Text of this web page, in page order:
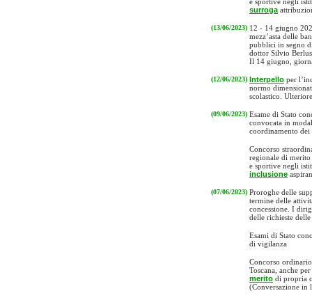
surroga
(13/06/2023) 12 - 14 giugno
mezz’asta delle
pubblici in segno
dottor Silvio
Il 14 giugno,
(12/06/2023) Interpello per
normo
scolastico.
(09/06/2023) Esame di Stato
convocata in
coordinamento dei
Concorso
regionale di merito
e sportive negli
inclusione
(07/06/2023) Proroghe delle
termine delle
concessione. I
delle richieste
Esami di Stato
di vigilanza
Concorso
Toscana, anche
merito di propria
(Conversazione in